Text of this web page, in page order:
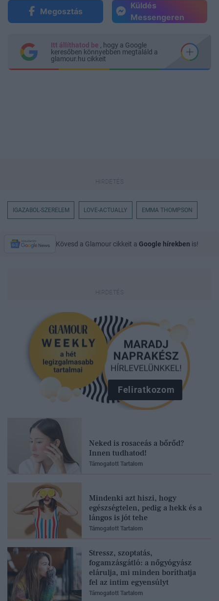
Megosztás
Küldés
Messengeren
Itt állíthatod be , hogy a Google
keresőben könnyebben megtaláld a
glamour.hu cikkeit
IGAZABOL-SZERELEM LOVE-ACTUALLY EMMA THOMPSON
Kövesd a Glamour cikkeit a Google hírekben is!
Feliratkozom
Neked is rosaceás a bőrőd?
Innen tudhatod!
Támogatott Tartalom
Mindenki azt hiszi, hogy
egészségtelen, pedig a hekk és a
lángos is jót tehe
Támogatott Tartalom
Stressz, szoptatás,
fogamzásgátló: a nőgyógyász
elárulja, mi minden boríthatja
fel az intim egyensúlyt
Támogatott Tartalom